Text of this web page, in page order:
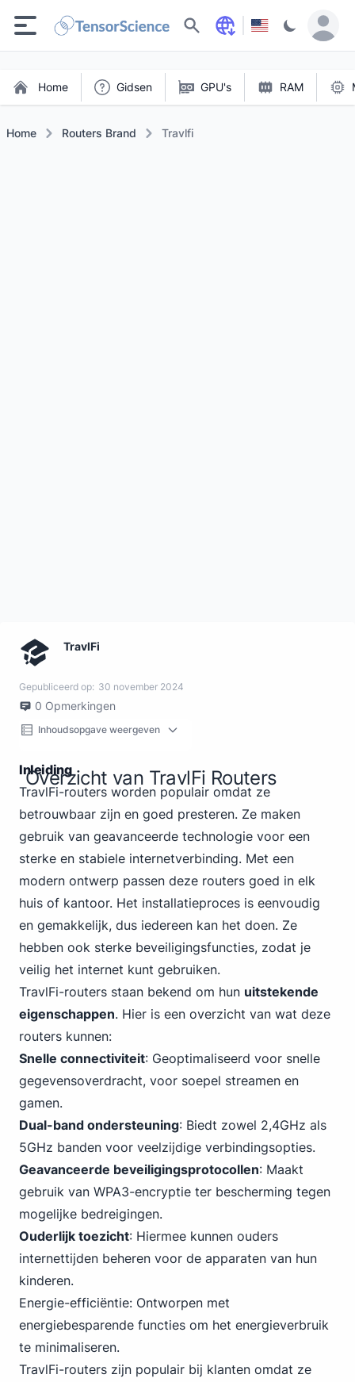
Zoeken
Home Gidsen GPU's RAM
Home Routers Brand Travlfi
TravlFi
Gepubliceerd op: 30 november 2024
0 Opmerkingen
Inhoudsopgave weergeven
Inleiding
Overzicht van TravlFi Routers
TravlFi-routers worden populair omdat ze
betrouwbaar zijn en goed presteren. Ze maken
gebruik van geavanceerde technologie voor een
sterke en stabiele internetverbinding. Met een
modern ontwerp passen deze routers goed in elk
huis of kantoor. Het installatieproces is eenvoudig
en gemakkelijk, dus iedereen kan het doen. Ze
hebben ook sterke beveiligingsfuncties, zodat je
veilig het internet kunt gebruiken.
TravlFi-routers staan bekend om hun uitstekende
eigenschappen. Hier is een overzicht van wat deze
routers kunnen:
Snelle connectiviteit: Geoptimaliseerd voor snelle
gegevensoverdracht, voor soepel streamen en
gamen.
Dual-band ondersteuning: Biedt zowel 2,4GHz als
5GHz banden voor veelzijdige verbindingsopties.
Geavanceerde beveiligingsprotocollen: Maakt
gebruik van WPA3-encryptie ter bescherming tegen
mogelijke bedreigingen.
Ouderlijk toezicht: Hiermee kunnen ouders
internettijden beheren voor de apparaten van hun
kinderen.
Energie-efficiëntie: Ontworpen met
energiebesparende functies om het energieverbruik
te minimaliseren.
TravlFi-routers zijn populair bij klanten omdat ze